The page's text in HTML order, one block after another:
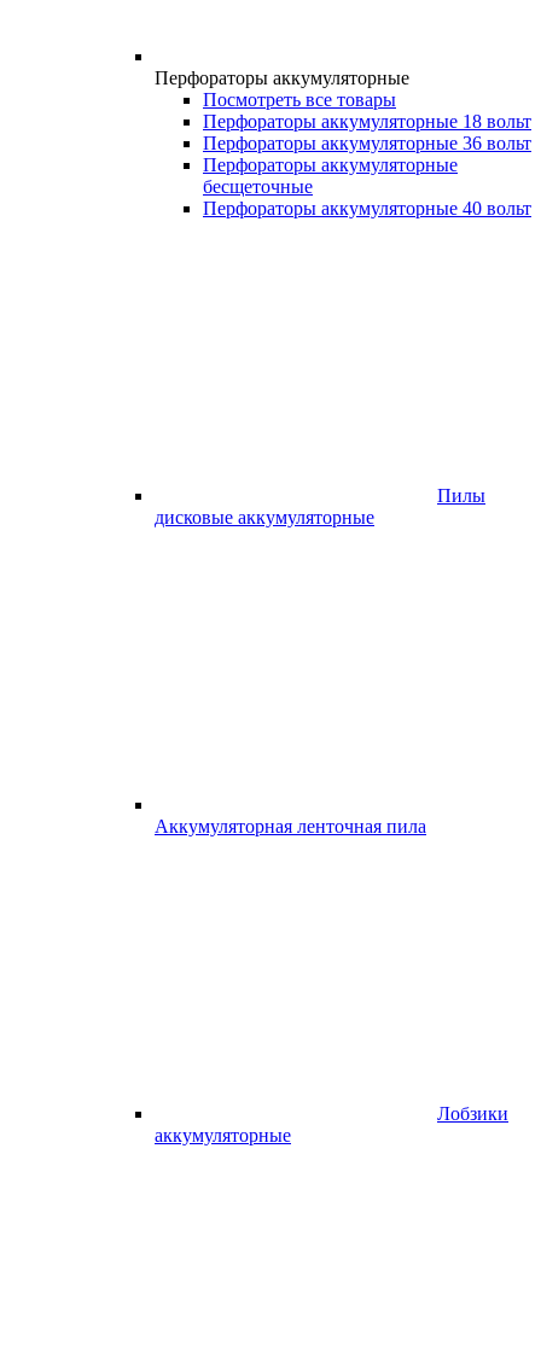
Перфораторы аккумуляторные
Посмотреть все товары
Перфораторы аккумуляторные 18 вольт
Перфораторы аккумуляторные 36 вольт
Перфораторы аккумуляторные
бесщеточные
Перфораторы аккумуляторные 40 вольт
Пилы
дисковые аккумуляторные
Аккумуляторная ленточная пила
Лобзики
аккумуляторные